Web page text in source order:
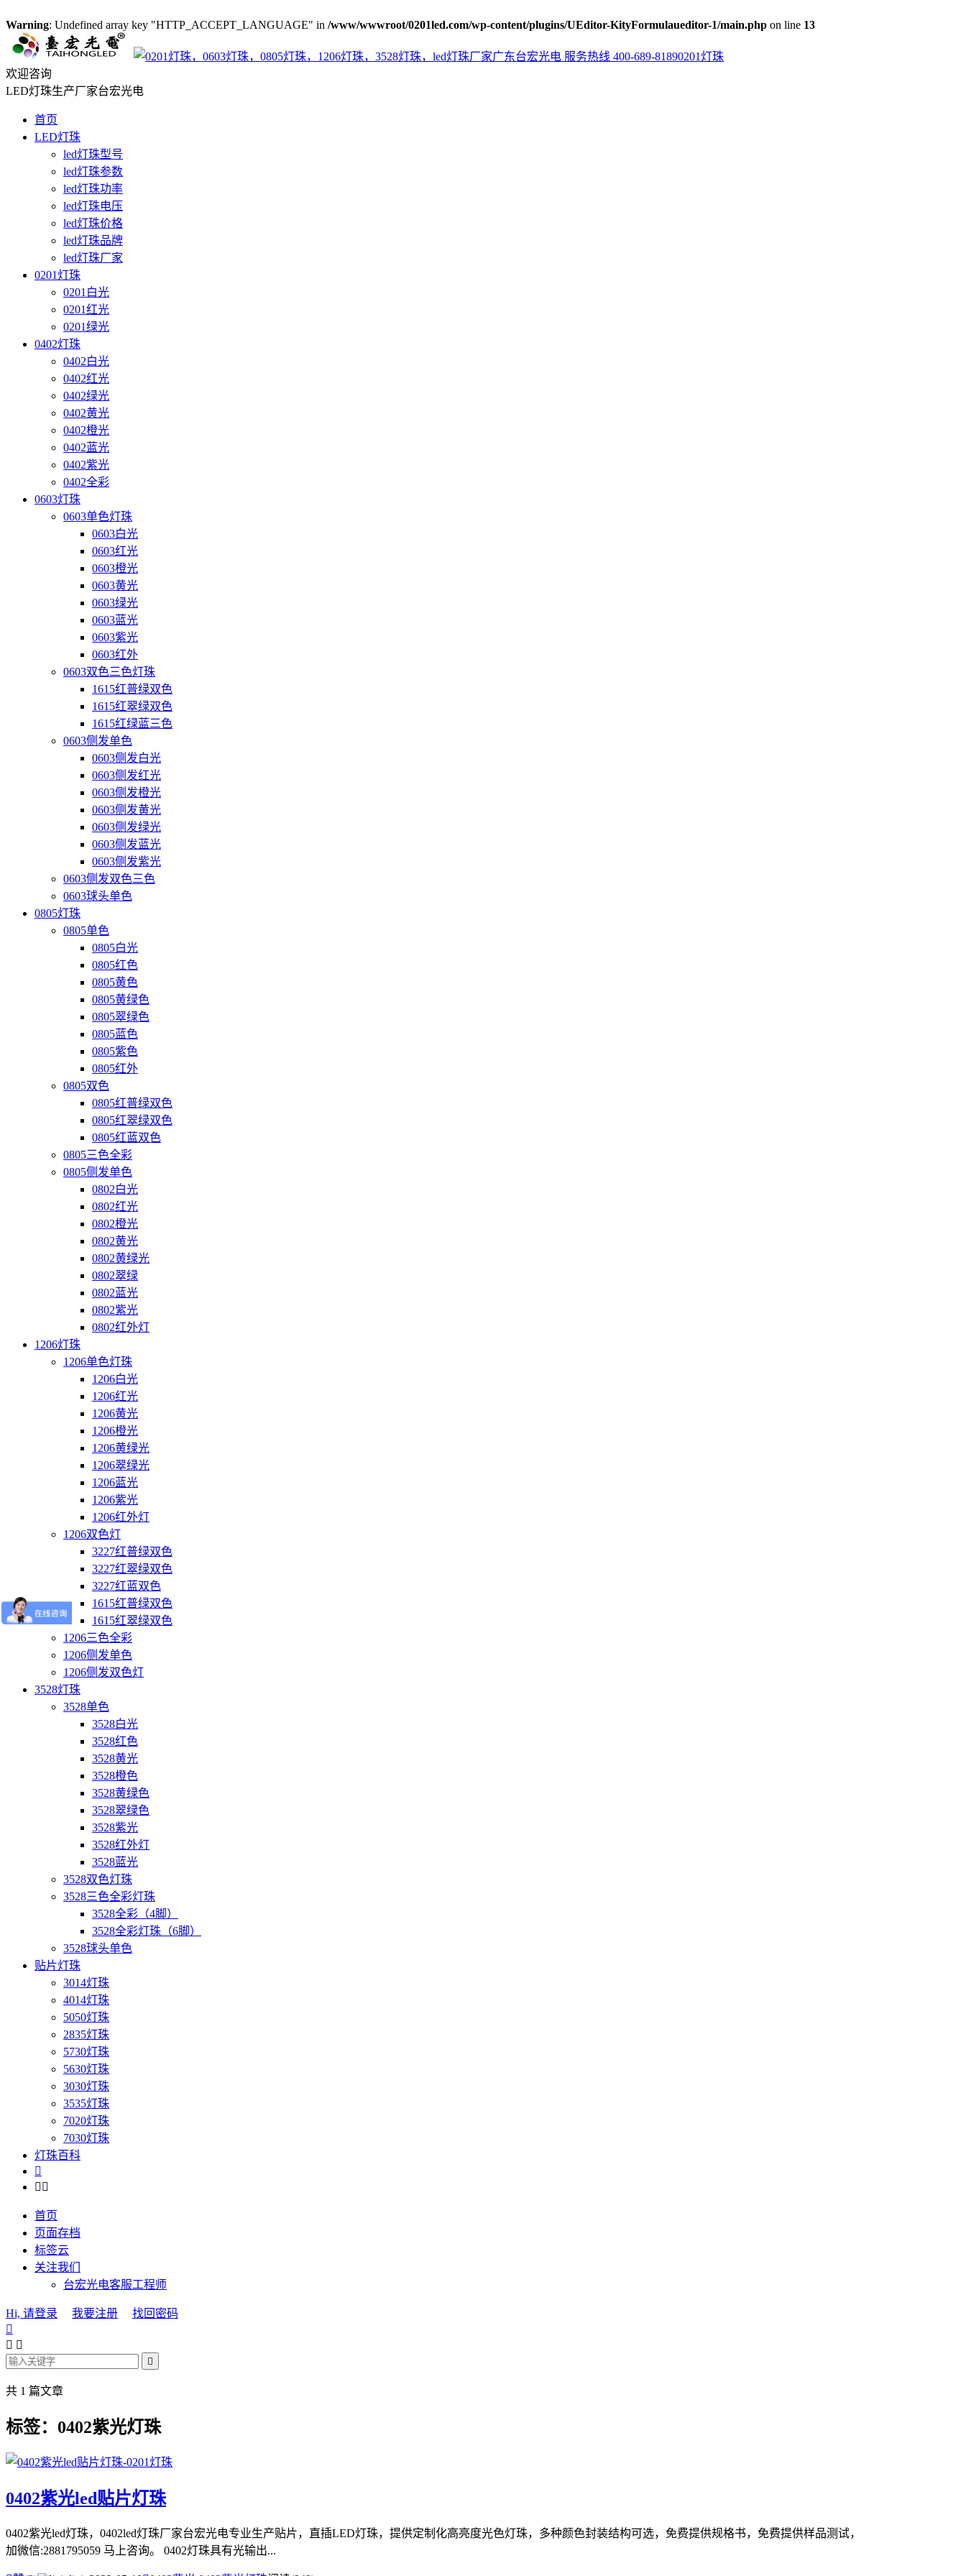
Warning: Undefined array key "HTTP_ACCEPT_LANGUAGE" in /www/wwwroot/0201led.com/wp-content/plugins/UEditor-KityFormulaueditor-1/main.php on line 13
0201灯珠
欢迎咨询
LED灯珠生产厂家台宏光电
首页
LED灯珠
led灯珠型号
led灯珠参数
led灯珠功率
led灯珠电压
led灯珠价格
led灯珠品牌
led灯珠厂家
0201灯珠
0201白光
0201红光
0201绿光
0402灯珠
0402白光
0402红光
0402绿光
0402黄光
0402橙光
0402蓝光
0402紫光
0402全彩
0603灯珠
0603单色灯珠
0603白光
0603红光
0603橙光
0603黄光
0603绿光
0603蓝光
0603紫光
0603红外
0603双色三色灯珠
1615红普绿双色
1615红翠绿双色
1615红绿蓝三色
0603侧发单色
0603侧发白光
0603侧发红光
0603侧发橙光
0603侧发黄光
0603侧发绿光
0603侧发蓝光
0603侧发紫光
0603侧发双色三色
0603球头单色
0805灯珠
0805单色
0805白光
0805红色
0805黄色
0805黄绿色
0805翠绿色
0805蓝色
0805紫色
0805红外
0805双色
0805红普绿双色
0805红翠绿双色
0805红蓝双色
0805三色全彩
0805侧发单色
0802白光
0802红光
0802橙光
0802黄光
0802黄绿光
0802翠绿
0802蓝光
0802紫光
0802红外灯
1206灯珠
1206单色灯珠
1206白光
1206红光
1206黄光
1206橙光
1206黄绿光
1206翠绿光
1206蓝光
1206紫光
1206红外灯
1206双色灯
3227红普绿双色
3227红翠绿双色
3227红蓝双色
1615红普绿双色
1615红翠绿双色
1206三色全彩
1206侧发单色
1206侧发双色灯
3528灯珠
3528单色
3528白光
3528红色
3528黄光
3528橙色
3528黄绿色
3528翠绿色
3528紫光
3528红外灯
3528蓝光
3528双色灯珠
3528三色全彩灯珠
3528全彩（4脚）
3528全彩灯珠（6脚）
3528球头单色
贴片灯珠
3014灯珠
4014灯珠
5050灯珠
2835灯珠
5730灯珠
5630灯珠
3030灯珠
3535灯珠
7020灯珠
7030灯珠
灯珠百科

 
首页
页面存档
标签云
关注我们
台宏光电客服工程师
Hi, 请登录 我要注册
找回密码

 

共 1 篇文章
标签：0402紫光灯珠
0402紫光led贴片灯珠
0402紫光led灯珠，0402led灯珠厂家台宏光电专业生产贴片，直插LED灯珠，提供定制化高亮度光色灯珠，多种颜色封装结构可选，免费提供规格书，免费提供样品测试，
加微信:2881795059 马上咨询。 0402灯珠具有光输出...